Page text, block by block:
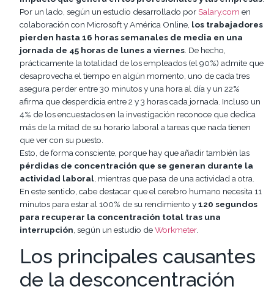
Por un lado, según un estudio desarrollado por Salary.com en
colaboración con Microsoft y América Online, los trabajadores
pierden hasta 16 horas semanales de media en una
jornada de 45 horas de lunes a viernes . De hecho,
prácticamente la totalidad de los empleados (el 90%) admite que
desaprovecha el tiempo en algún momento, uno de cada tres
asegura perder entre 30 minutos y una hora al día y un 22%
afirma que desperdicia entre 2 y 3 horas cada jornada. Incluso un
4% de los encuestados en la investigación reconoce que dedica
más de la mitad de su horario laboral a tareas que nada tienen
que ver con su puesto.
Esto, de forma consciente, porque hay que añadir también las
pérdidas de concentración que se generan durante la
actividad laboral , mientras que pasa de una actividad a otra.
En este sentido, cabe destacar que el cerebro humano necesita 11
minutos para estar al 100% de su rendimiento y120 segundos
para recuperar la concentración total tras una
interrupción , según un estudio deWorkmeter.
Los principales causantes
de la desconcentración